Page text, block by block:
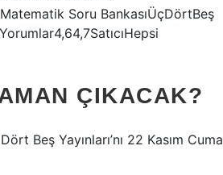
Matematik Soru BankasıÜçDörtBeş
ÇIKACAK?
Beş Yayınları’nı 22 Kasım Cuma